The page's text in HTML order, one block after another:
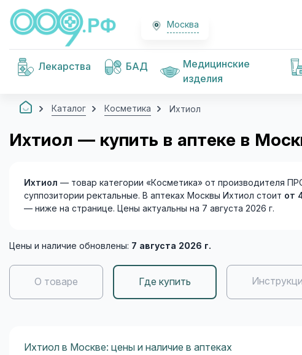
Москва
Лекарства БАД
Медицинские
изделия
Каталог Косметика Ихтиол
Ихтиол — купить в аптеке в
Ихтиол — товар категории «Косметика» от производителя
суппозитории ректальные. В аптеках Москвы Ихтиол стоит от
— ниже на странице. Цены актуальны на 7 августа 2026 г.
Цены и наличие обновлены: 7 августа 2026 г.
О товаре Где купить
Ихтиол в Москве: цены и наличие в аптеках